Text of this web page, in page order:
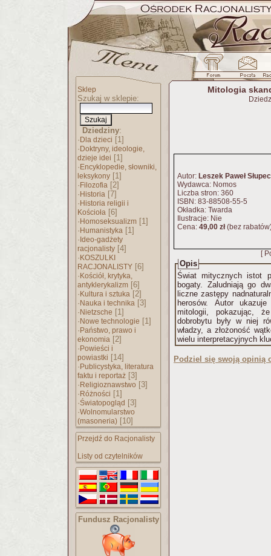
Sklep
Szukaj w sklepie:
Dziedziny:
· Dla dzieci [1]
· Doktryny, ideologie,
dzieje idei [1]
· Encyklopedie, słowniki,
leksykony [1]
· Filozofia [2]
· Historia [7]
· Historia religii i
Kościoła [6]
· Homoseksualizm [1]
· Humanistyka [1]
· Ideo-gadżety
racjonalisty [4]
· KOSZULKI
RACJONALISTY [6]
· Kościół, krytyka,
antyklerykalizm [6]
· Kultura i sztuka [2]
· Nauka i technika [3]
· Nietzsche [1]
· Nowe technologie [1]
· Państwo, prawo i
ekonomia [2]
· Powieści i
powiastki [14]
· Publicystyka, literatura
faktu i reportaż [3]
· Religioznawstwo [3]
· Różności [1]
·Światopogląd [3]
·Wolnomularstwo
(masoneria) [10]
Przejdź do Racjonalisty
Listy od czytelników
Fundusz Racjonalisty
Mitologia
Autor: Leszek Paweł
Wydawca: Nomos
Liczba stron: 360
ISBN: 83-88508-55-5
Okładka: Twarda
Ilustracje: Nie
Cena: 49,00 zł(bez
[
Opis
Świat mitycznych istot
bogaty. Zaludniają go
liczne zastępy
herosów. Autor
mitologii, pokazując,
dobrobytu były w niej
władzy, a złożoność
wielu interpretacyjnych
Podziel się swoją opinią